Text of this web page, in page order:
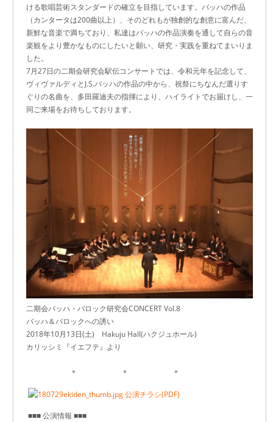
ける歌唱芸術スタンダードの確立を目指しています。バッハの作品
（カンタータは200曲以上）、そのどれもが独創的な創意に富んだ、
新鮮な音楽で満ちており、私達はバッハの作品演奏を通して自らの音
楽観をより豊かなものにしたいと願い、研究・実践を重ねてまいりま
した。
7月27日の二期会研究会駅伝コンサートでは、令和元年を記念して、
ヴィヴァルディとJ.S.バッハの作品の中から、祝祭にちなんだ選りす
ぐりの名曲を、多田羅迪夫の指揮により、ハイライトでお届けし、一
同ご来場をお待ちしております。
二期会バッハ・バロック研究会CONCERT Vol.8
バッハ＆バロックへの誘い
2018年10月13日(土) Hakuju Hall(ハクジュホール)
カリッシミ『イエフテ』より
＊ ＊ ＊
公演チラシ(PDF)
■■■ 公演情報 ■■■